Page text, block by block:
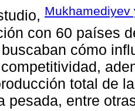
Mukhamediyev
con 60 países
cómo
total de
pesada, entre